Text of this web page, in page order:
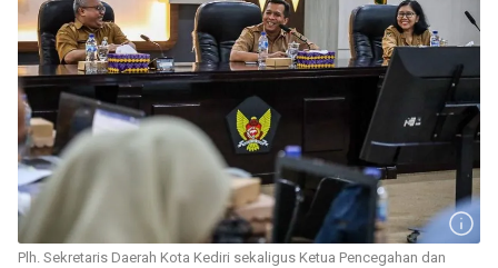
Plh. Sekretaris Daerah Kota Kediri sekaligus Ketua Pencegahan dan